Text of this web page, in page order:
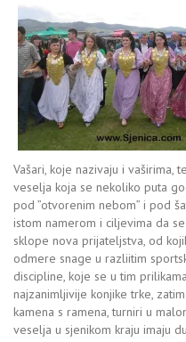
Vašari, koje nazivaju i vaširima,
veselja koja se nekoliko puta
pod ”otvorenim nebom” i pod
istom namerom i ciljevima da
sklope nova prijateljstva, od
odmere snage u razliitim
discipline, koje se u tim
najzanimljivije konjike trke,
kamena s ramena, turniri u
veselja u sjenikom kraju imaju